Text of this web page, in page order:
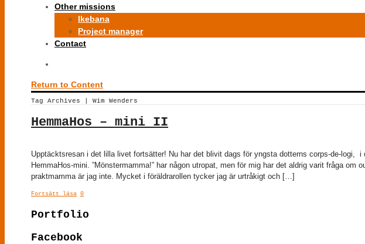
Other missions
Ikebana
Project manager
Contact
Return to Content
Tag Archives | Wim Wenders
HemmaHos – mini II
Upptäcktsresan i det lilla livet fortsätter! Nu har det blivit dags för yngsta dotterns corps-de-logi, i
HemmaHos-mini. ”Mönstermamma!” har någon utropat, men för mig har det aldrig varit fråga om
praktmamma är jag inte. Mycket i föräldrarollen tycker jag är urtråkigt och […]
Fortsätt läsa 0
Portfolio
Facebook